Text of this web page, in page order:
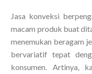
Jasa konveksi
macam produk buat
menemukan beragam
bervariatif tepat
konsumen. Artinya,